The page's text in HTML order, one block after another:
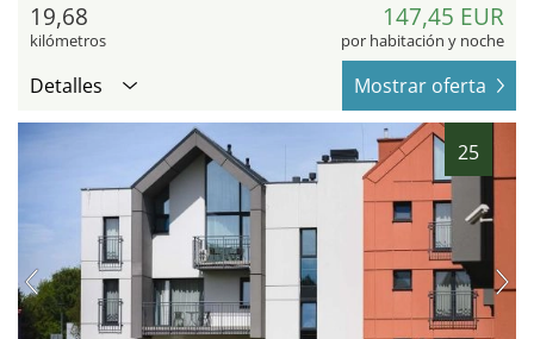
19,68
kilómetros
147,45 EUR
por habitación y noche
Detalles Mostrar oferta
25